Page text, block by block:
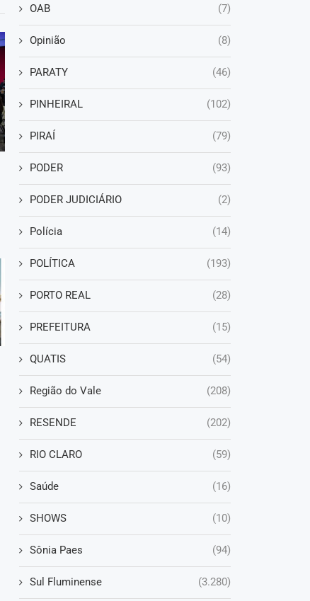
OAB (7)
Opinião (8)
PARATY (46)
PINHEIRAL (102)
PIRAÍ (79)
PODER (93)
PODER JUDICIÁRIO (2)
Polícia (14)
POLÍTICA (193)
PORTO REAL (28)
PREFEITURA (15)
QUATIS (54)
Região do Vale (208)
RESENDE (202)
RIO CLARO (59)
Saúde (16)
SHOWS (10)
Sônia Paes (94)
Sul Fluminense (3.280)